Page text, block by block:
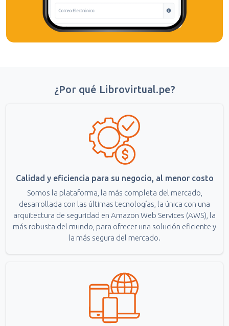
¿Por qué Librovirtual.pe?
Calidad y eficiencia para su negocio, al menor costo
Somos la plataforma, la más completa del mercado,
desarrollada con las últimas tecnologías, la única con una
arquitectura de seguridad en Amazon Web Services (AWS), la
más robusta del mundo, para ofrecer una solución eficiente y
la más segura del mercado.